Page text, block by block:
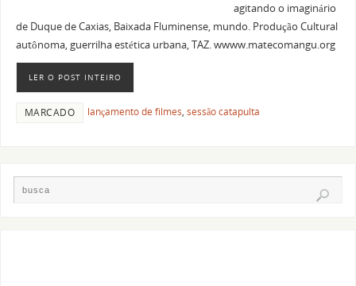
agitando o imaginário
de Duque de Caxias, Baixada Fluminense, mundo. Produção Cultural
autônoma, guerrilha estética urbana, TAZ. wwww.matecomangu.org
LER O POST INTEIRO
MARCADO lançamento de filmes,sessão catapulta